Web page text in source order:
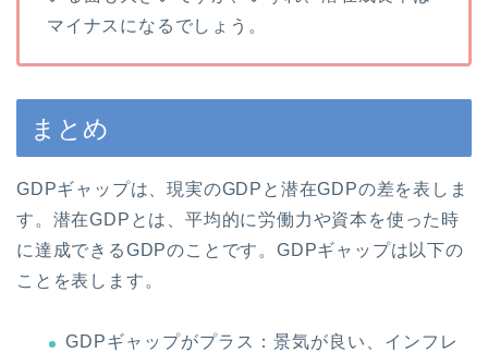
マイナスになるでしょう。
まとめ
GDPギャップは、現実のGDPと潜在GDPの差を表しま
す。潜在GDPとは、平均的に労働力や資本を使った時
に達成できるGDPのことです。GDPギャップは以下の
ことを表します。
GDPギャップがプラス：景気が良い、インフレ